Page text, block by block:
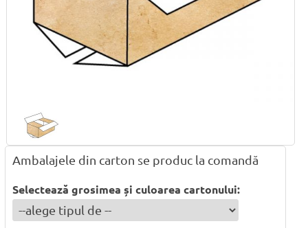
Ambalajele din carton se produc la comandă
Selectează grosimea și culoarea cartonului: